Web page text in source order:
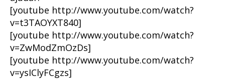
[youtube http://www.youtube.com/watch?
v=t3TAOYXT840]
[youtube http://www.youtube.com/watch?
v=ZwModZmOzDs]
[youtube http://www.youtube.com/watch?
v=ysIClyFCgzs]